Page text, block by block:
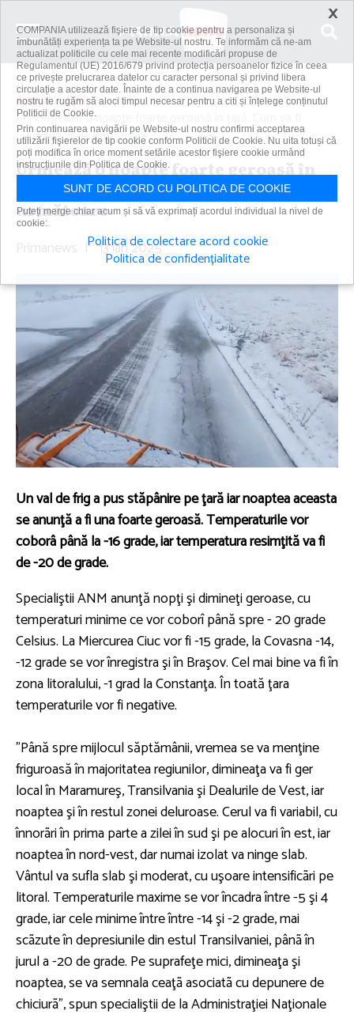
Acasă
Știri
Urmează o noapte foarte geroasă în ţară. Cum va fi
vremea zilele următoare
Urmează o noapte foarte geroasă în
ţară. Cum va fi vremea zilele
următoare
Primanews | 13 ian 2025
Un val de frig a pus stăpânire pe ţară iar noaptea aceasta
se anunţă a fi una foarte geroasă. Temperaturile vor
coborâ până la -16 grade, iar temperatura resimţită va fi
de -20 de grade.
Specialiştii ANM anunţă nopţi şi dimineţi geroase, cu
temperaturi minime ce vor coborî până spre - 20 grade
Celsius. La Miercurea Ciuc vor fi -15 grade, la Covasna -14,
-12 grade se vor înregistra şi în Braşov. Cel mai bine va fi în
zona litoralului, -1 grad la Constanţa. În toată ţara
temperaturile vor fi negative.
"Până spre mijlocul săptămânii, vremea se va menţine
friguroasă în majoritatea regiunilor, dimineaţa va fi ger
local în Maramureş, Transilvania şi Dealurile de Vest, iar
noaptea şi în restul zonei deluroase. Cerul va fi variabil, cu
înnorãri în prima parte a zilei în sud şi pe alocuri în est, iar
noaptea în nord-vest, dar numai izolat va ninge slab.
Vântul va sufla slab şi moderat, cu uşoare intensificãri pe
litoral. Temperaturile maxime se vor încadra între -5 şi 4
grade, iar cele minime între între -14 şi -2 grade, mai
scãzute în depresiunile din estul Transilvaniei, pânã în
jurul a -20 de grade. Pe suprafeţe mici, dimineaţa şi
noaptea, se va semnala ceaţã asociatã cu depunere de
chiciurã", spun specialiştii de la Administraţiei Naţionale
×
COMPANIA utilizează fişiere de tip cookie pentru a personaliza și
îmbunătăți experiența ta pe Website-ul nostru. Te informăm că ne-am
actualizat politicile cu cele mai recente modificări propuse de
Regulamentul (UE) 2016/679 privind protecția persoanelor fizice în ceea
ce privește prelucrarea datelor cu caracter personal și privind libera
circulație a acestor date. Înainte de a continua navigarea pe Website-ul
nostru te rugăm să aloci timpul necesar pentru a citi și înțelege conținutul
Politicii de Cookie.
Prin continuarea navigării pe Website-ul nostru confirmi acceptarea
utilizării fişierelor de tip cookie conform Politicii de Cookie. Nu uita totuși că
poți modifica în orice moment setările acestor fişiere cookie urmând
instrucțiunile din Politica de Cookie.
SUNT DE ACORD CU POLITICA DE COOKIE
Puteți merge chiar acum și să vă exprimați acordul individual la nivel de
cookie:
Politica de colectare acord cookie
Politica de confidențialitate